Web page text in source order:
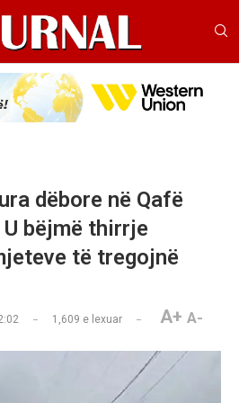
dëbore në Qafë
U bëjmë thirrje
të tregojnë
1,609 e lexuar A+ A-